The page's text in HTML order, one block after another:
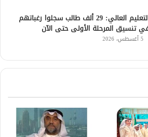
التعليم العالي: 29 ألف طالب سجلوا رغباتهم
تنسيق المرحلة الأولى حتى الآن
5 أغسطس، 2026